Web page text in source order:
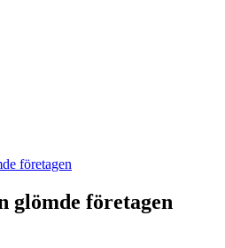
företagen
glömde företagen